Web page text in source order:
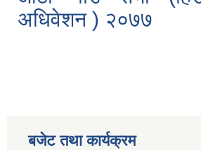
अधिवेशन ) २०७७
बजेट तथा कार्यक्रम